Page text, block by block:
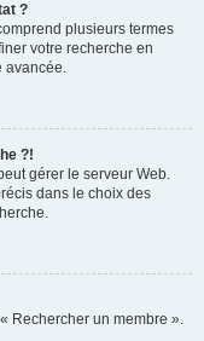
?
plusieurs termes
votre recherche en
avancée.
?!
gérer le serveur Web.
dans le choix des
Rechercher un membre ».